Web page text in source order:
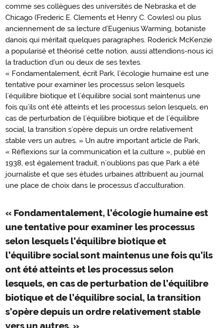
comme ses collègues des universités de Nebraska et de
Chicago (Frederic E. Clements et Henry C. Cowles) ou plus
anciennement de sa lecture d’Eugenius Warming, botaniste
danois qui méritait quelques paragraphes. Roderick McKenzie
a popularisé et théorisé cette notion, aussi attendions-nous ici
la traduction d’un ou deux de ses textes.
« Fondamentalement, écrit Park, l’écologie humaine est une
tentative pour examiner les processus selon lesquels
l’équilibre biotique et l’équilibre social sont maintenus une
fois qu’ils ont été atteints et les processus selon lesquels, en
cas de perturbation de l’équilibre biotique et de l’équilibre
social, la transition s’opère depuis un ordre relativement
stable vers un autres. » Un autre important article de Park,
« Réflexions sur la communication et la culture », publié en
1938, est également traduit, n’oublions pas que Park a été
journaliste et que ses études urbaines attribuent au journal
une place de choix dans le processus d’acculturation.
« Fondamentalement, l’écologie humaine est
une tentative pour examiner les processus
selon lesquels l’équilibre biotique et
l’équilibre social sont maintenus une fois qu’ils
ont été atteints et les processus selon
lesquels, en cas de perturbation de l’équilibre
biotique et de l’équilibre social, la transition
s’opère depuis un ordre relativement stable
vers un autres. »